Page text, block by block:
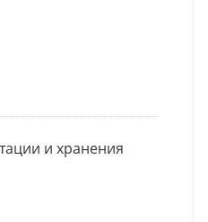
и хранения